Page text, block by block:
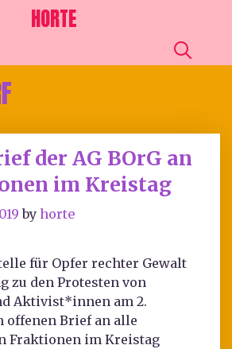
HORTE
der AG BOrG an
im Kreistag
byhorte
für Opfer rechter Gewalt
zu den Protesten von
Aktivist*innen am 2.
offenen Brief an alle
Fraktionen im Kreistag